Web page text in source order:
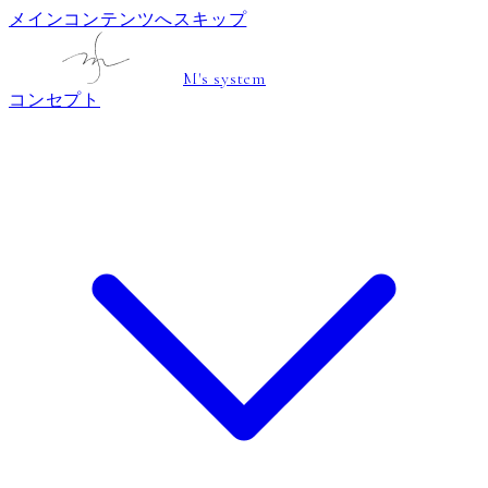
メインコンテンツへスキップ
M's system
コンセプト